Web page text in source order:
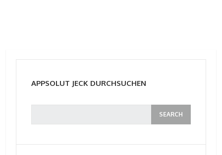
APPSOLUT JECK DURCHSUCHEN